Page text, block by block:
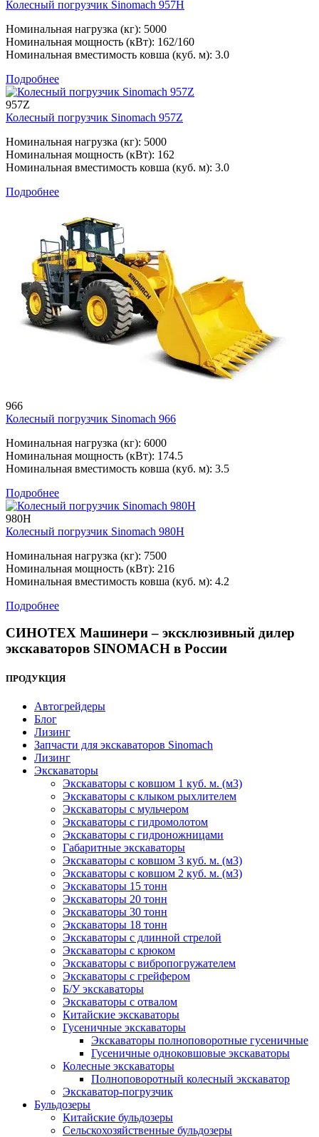
Колесный погрузчик Sinomach 957H
Номинальная нагрузка (кг): 5000
Номинальная мощность (кВт): 162/160
Номинальная вместимость ковша (куб. м): 3.0
Подробнее
957Z
Колесный погрузчик Sinomach 957Z
Номинальная нагрузка (кг): 5000
Номинальная мощность (кВт): 162
Номинальная вместимость ковша (куб. м): 3.0
Подробнее
966
Колесный погрузчик Sinomach 966
Номинальная нагрузка (кг): 6000
Номинальная мощность (кВт): 174.5
Номинальная вместимость ковша (куб. м): 3.5
Подробнее
980H
Колесный погрузчик Sinomach 980H
Номинальная нагрузка (кг): 7500
Номинальная мощность (кВт): 216
Номинальная вместимость ковша (куб. м): 4.2
Подробнее
СИНОТЕХ Машинери – эксклюзивный дилер
экскаваторов SINOMACH в России
ПРОДУКЦИЯ
Автогрейдеры
Блог
Лизинг
Запчасти для экскаваторов Sinomach
Лизинг
Экскаваторы
Экскаваторы с ковшом 1 куб. м. (м3)
Экскаваторы с клыком рыхлителем
Экскаваторы с мульчером
Экскаваторы с гидромолотом
Экскаваторы с гидроножницами
Габаритные экскаваторы
Экскаваторы с ковшом 3 куб. м. (м3)
Экскаваторы с ковшом 2 куб. м. (м3)
Экскаваторы 15 тонн
Экскаваторы 20 тонн
Экскаваторы 30 тонн
Экскаваторы 18 тонн
Экскаваторы с длинной стрелой
Экскаваторы с крюком
Экскаваторы с вибропогружателем
Экскаваторы с грейфером
Б/У экскаваторы
Экскаваторы с отвалом
Китайские экскаваторы
Гусеничные экскаваторы
Экскаваторы полноповоротные гусеничные
Гусеничные одноковшовые экскаваторы
Колесные экскаваторы
Полноповоротный колесный экскаватор
Экскаватор-погрузчик
Бульдозеры
Китайские бульдозеры
Сельскохозяйственные бульдозеры
Управление настройками согласия
Строго необходимые файлы cookie Всегда активен
Эти файлы cookie необходимы для работы веб-сайта и не могут быть
отключены в наших системах. Обычно они устанавливаются только в ответ
на ваши действия, которые представляют собой запрос услуг, например,
настройку параметров конфиденциальности, вход в систему или заполнение
форм. Вы можете настроить браузер так, чтобы он блокировал эти файлы
cookie или предупреждал об их использовании, но в этом случае некоторые
Файлы cookie производительности
Эти файлы cookie позволяют нам подсчитывать посещения и источники
трафика, чтобы мы могли оценивать и улучшать производительность
Функциональные файлы cookie